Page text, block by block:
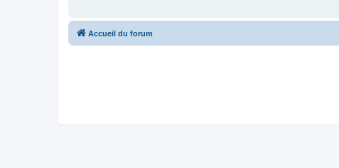
Accueil du forum